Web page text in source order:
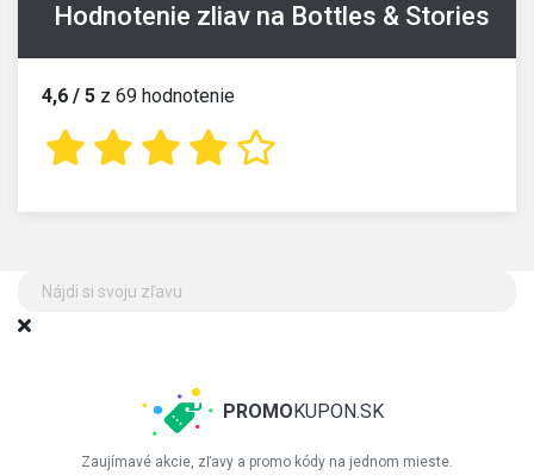
Hodnotenie zliav na Bottles & Stories
4,6 / 5 z 69 hodnotenie
PROMOKUPON.SK
Zaujímavé akcie, zľavy a promo kódy na jednom mieste.